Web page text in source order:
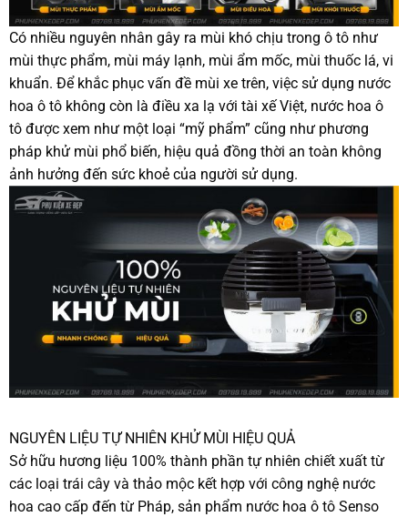
Có nhiều nguyên nhân gây ra mùi khó chịu trong ô tô như
mùi thực phẩm, mùi máy lạnh, mùi ẩm mốc, mùi thuốc lá, vi
khuẩn. Để khắc phục vấn đề mùi xe trên, việc sử dụng nước
hoa ô tô không còn là điều xa lạ với tài xế Việt, nước hoa ô
tô được xem như một loại “mỹ phẩm” cũng như phương
pháp khử mùi phổ biến, hiệu quả đồng thời an toàn không
ảnh hưởng đến sức khoẻ của người sử dụng.
NGUYÊN LIỆU TỰ NHIÊN KHỬ MÙI HIỆU QUẢ
Sở hữu hương liệu 100% thành phần tự nhiên chiết xuất từ
các loại trái cây và thảo mộc kết hợp với công nghệ nước
hoa cao cấp đến từ Pháp, sản phẩm nước hoa ô tô Senso